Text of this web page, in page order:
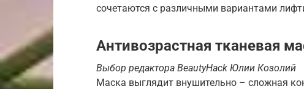
сочетаются с различными вариантами
Антивозрастная тканевая
Выбор редактора BeautyHack Юлии Козолий
Маска выглядит внушительно – сложная